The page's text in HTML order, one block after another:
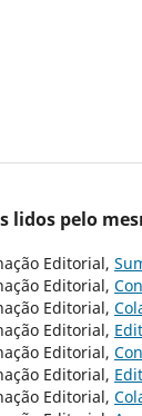
lidos pelo
Editorial,
Editorial,
Editorial,
Editorial,
Editorial,
Editorial,
Editorial,